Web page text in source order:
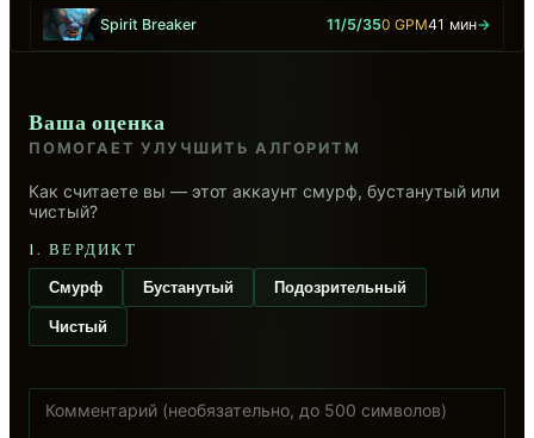
Spirit Breaker 11/5/350 GPM41 мин→
Ваша оценка
ПОМОГАЕТ УЛУЧШИТЬ АЛГОРИТМ
Как считаете вы — этот аккаунт смурф, бустанутый или
чистый?
1. ВЕРДИКТ
Смурф Бустанутый Подозрительный
Чистый